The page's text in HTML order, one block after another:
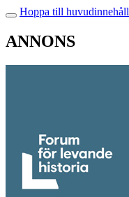
Hoppa till huvudinnehåll
ANNONS